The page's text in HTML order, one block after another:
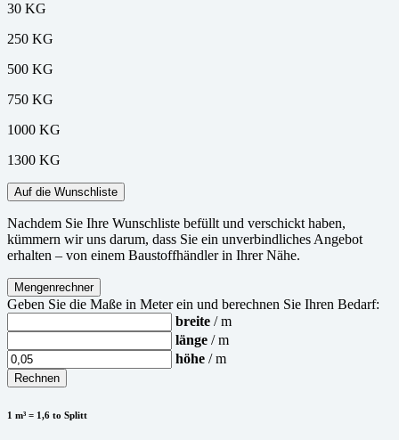
30 KG
250 KG
500 KG
750 KG
1000 KG
1300 KG
Auf die Wunschliste
Nachdem Sie Ihre Wunschliste befüllt und verschickt haben,
kümmern wir uns darum, dass Sie ein unverbindliches Angebot
erhalten – von einem Baustoffhändler in Ihrer Nähe.
Mengenrechner
Geben Sie die Maße in Meter ein und berechnen Sie Ihren Bedarf:
breite / m
länge / m
höhe / m
Rechnen
1 m³ = 1,6 to Splitt